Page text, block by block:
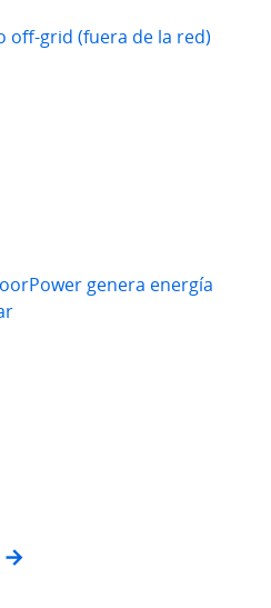
off-grid (fuera de la red)
genera energía